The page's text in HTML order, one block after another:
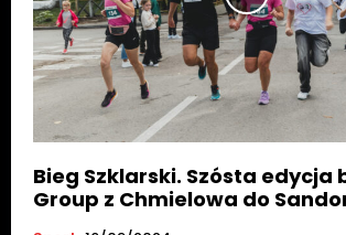
Bieg Szklarski. Szósta edycja
Group z Chmielowa do